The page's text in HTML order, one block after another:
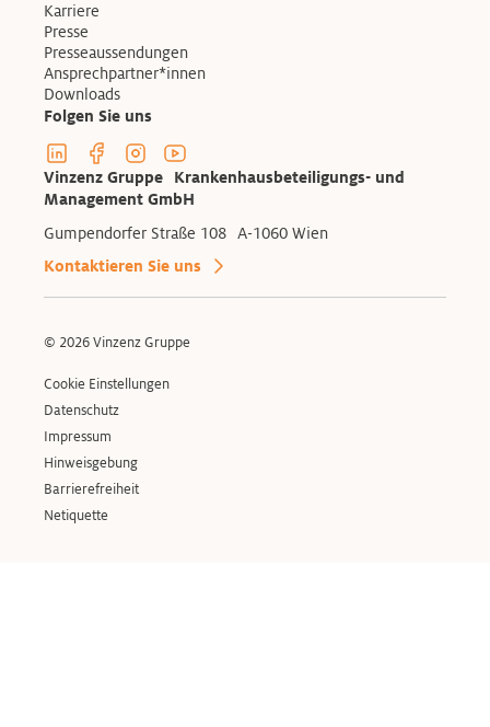
Karriere
Presse
Presseaussendungen
Ansprechpartner*innen
Downloads
Folgen Sie uns
Linkedin Profil der Vinzenzgruppe
Facebook Profil der Vinzenzgruppe
Instagram Profil der Vinzenzgruppe
Youtube Kanal der Vinzenzgruppe
Vinzenz Gruppe Krankenhausbeteiligungs- und
Management GmbH
Gumpendorfer Straße 108 A-1060 Wien
Kontaktieren Sie uns
© 2026 Vinzenz Gruppe
Cookie Einstellungen
Datenschutz
Impressum
Hinweisgebung
Barrierefreiheit
Netiquette